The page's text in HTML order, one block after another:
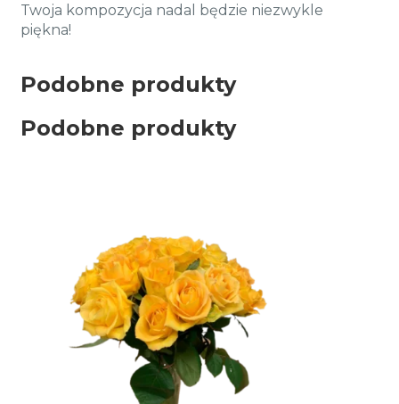
Twoja kompozycja nadal będzie niezwykle
piękna!
Podobne produkty
Podobne produkty